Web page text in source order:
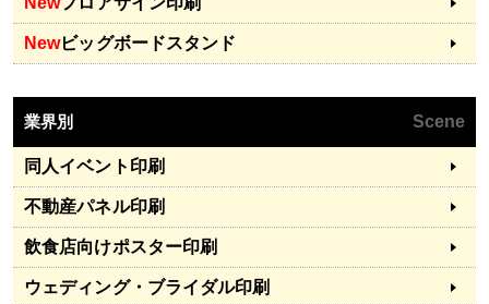
Newビッグボードスタンド
業界別 Scene
同人イベント印刷
不動産パネル印刷
飲食店向けポスター印刷
ウェディング・ブライダル印刷